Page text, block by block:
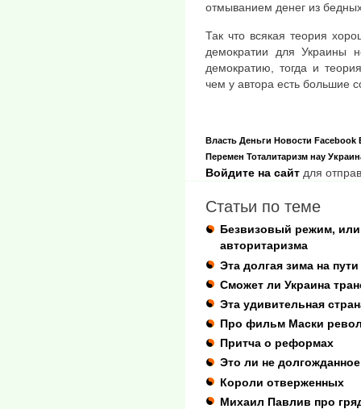
отмыванием денег из
Так что всякая теория
демократии для Украины
демократию, тогда и
чем у автора есть большие
Власть Деньги Новости Facebook
Перемен Тоталитаризм нау
Войдите на сайт для
Статьи по теме
Безвизовый режим, или
авторитаризма
Эта долгая зима на
Сможет ли Украина
Эта удивительная
Про фильм Маски
Притча о реформах
Это ли не
Короли отверженных
Михаил Павлив про